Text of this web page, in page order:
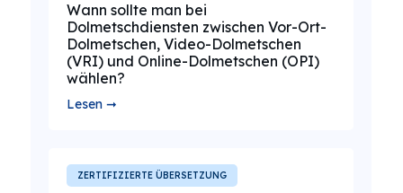
Wann sollte man bei
Dolmetschdiensten zwischen Vor-Ort-
Dolmetschen, Video-Dolmetschen
(VRI) und Online-Dolmetschen (OPI)
wählen?
Lesen ➞
ZERTIFIZIERTE ÜBERSETZUNG